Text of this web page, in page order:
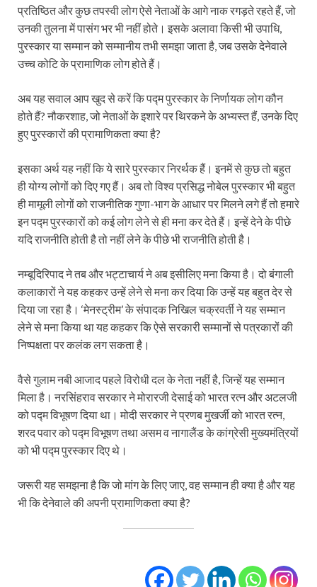
प्रतिष्ठित और कुछ तपस्वी लोग ऐसे नेताओं के आगे नाक रगड़ते रहते हैं, जो
उनकी तुलना में पासंग भर भी नहीं होते। इसके अलावा किसी भी उपाधि,
पुरस्कार या सम्मान को सम्मानीय तभी समझा जाता है, जब उसके देनेवाले
उच्च कोटि के प्रामाणिक लोग होते हैं।
अब यह सवाल आप खुद से करें कि पद्म पुरस्कार के निर्णायक लोग कौन
होते हैं? नौकरशाह, जो नेताओं के इशारे पर थिरकने के अभ्यस्त हैं, उनके दिए
हुए पुरस्कारों की प्रामाणिकता क्या है?
इसका अर्थ यह नहीं कि ये सारे पुरस्कार निरर्थक हैं। इनमें से कुछ तो बहुत
ही योग्य लोगों को दिए गए हैं। अब तो विश्व प्रसिद्ध नोबेल पुरस्कार भी बहुत
ही मामूली लोगों को राजनीतिक गुणा-भाग के आधार पर मिलने लगे हैं तो हमारे
इन पद्म पुरस्कारों को कई लोग लेने से ही मना कर देते हैं। इन्हें देने के पीछे
यदि राजनीति होती है तो नहीं लेने के पीछे भी राजनीति होती है।
नम्बूदिरिपाद ने तब और भट्टाचार्य ने अब इसीलिए मना किया है। दो बंगाली
कलाकारों ने यह कहकर उन्हें लेने से मना कर दिया कि उन्हें यह बहुत देर से
दिया जा रहा है। ‘मेनस्ट्रीम’ के संपादक निखिल चक्रवर्ती ने यह सम्मान
लेने से मना किया था यह कहकर कि ऐसे सरकारी सम्मानों से पत्रकारों की
निष्पक्षता पर कलंक लग सकता है।
वैसे गुलाम नबी आजाद पहले विरोधी दल के नेता नहीं है, जिन्हें यह सम्मान
मिला है। नरसिंहराव सरकार ने मोरारजी देसाई को भारत रत्न और अटलजी
को पद्म विभूषण दिया था। मोदी सरकार ने प्रणब मुखर्जी को भारत रत्न,
शरद पवार को पद्म विभूषण तथा असम व नागालैंड के कांग्रेसी मुख्यमंत्रियों
को भी पद्म पुरस्कार दिए थे।
जरूरी यह समझना है कि जो मांग के लिए जाए, वह सम्मान ही क्या है और यह
भी कि देनेवाले की अपनी प्रामाणिकता क्या है?